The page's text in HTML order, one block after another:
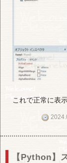
これで正常に表
【Python】